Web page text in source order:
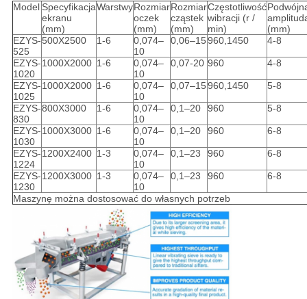
Model Specyfikacja
ekranu
(mm)
WarstwyRozmiar
oczek
(mm)
Rozmiar
cząstek
(mm)
Częstotliwość
wibracji (r /
min)
(mm)
EZYS-
525
500X2500 1-6
0,074–
10
0,06–15960,1450 4-8
EZYS-
1020
1000X2000 1-6
0,074–
10
0,07-20 960 4-8
EZYS-
1025
1000X2000 1-6
0,074–
10
0,07–15960,1450 5-8
EZYS-
830
800X3000 1-6
0,074–
10
0,1–20 960 5-8
EZYS-
1030
1000X3000 1-6
0,074–
10
0,1–20 960 6-8
EZYS-
1224
1200X2400 1-3
0,074–
10
0,1–23 960 6-8
EZYS-
1230
1200X3000 1-3
0,074–
10
0,1–23 960 6-8
Maszynę można dostosować do własnych potrzeb